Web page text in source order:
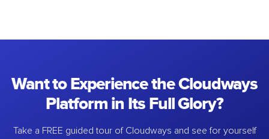
Want to Experience the Cloudways
Platform in Its Full Glory?
Take a FREE guided tour of Cloudways and see for yourself